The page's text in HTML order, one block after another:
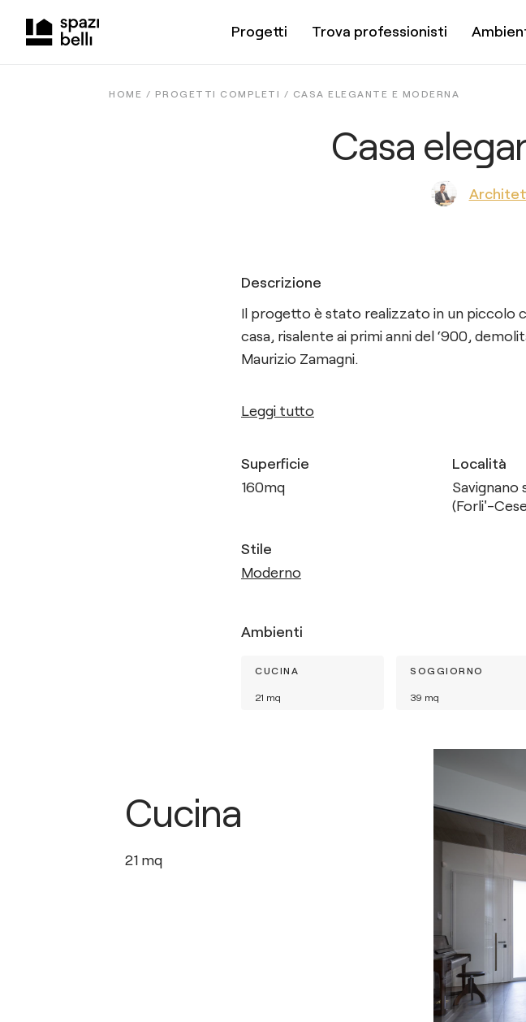
Progetti Trova professionisti
HOME / PROGETTI COMPLETI / CASA ELEGANTE E MODERNA
Casa
Descrizione
Il progetto è stato realizzato in un piccolo
casa, risalente ai primi anni del ‘900,
Maurizio Zamagni.
Leggi tutto
Superficie
160mq
Località
Savignano
(Forli'-
Stile
Moderno
Ambienti
CUCINA
21 mq
SOGGIORNO
39 mq
Cucina
21 mq